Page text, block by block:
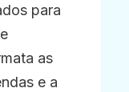
para
as
e a